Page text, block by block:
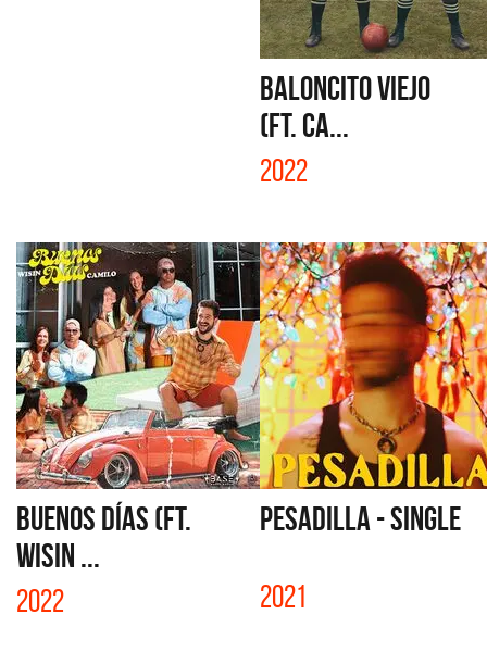
BALONCITO VIEJO
(FT. CA...
2022
BUENOS DÍAS (FT.
WISIN ...
2022
PESADILLA - SINGLE
2021